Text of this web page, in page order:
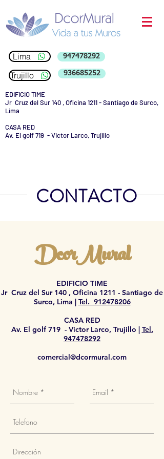
Lima 947478292
Trujillo 936685252
EDIFICIO TIME
Jr Cruz del Sur 140 , Oficina 1211 - Santiago de Surco,
Lima
CASA RED
Av. El golf 719 - Victor Larco, Trujillo
CONTACTO
DcorMural
EDIFICIO TIME
Jr Cruz del Sur 140 , Oficina 1211 - Santiago de
Surco, Lima | Tel. 912478206
CASA RED
Av. El golf 719 - Victor Larco, Trujillo | Tel.
947478292
comercial@dcormural.com